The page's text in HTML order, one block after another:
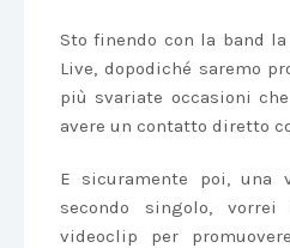
Sto finendo con la band
Live, dopodiché saremo
più svariate occasioni
avere un contatto diretto
E sicuramente poi, una
secondo singolo,
videoclip per